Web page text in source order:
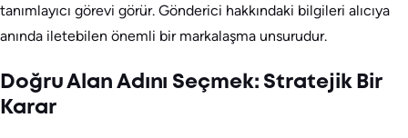
tanımlayıcı görevi görür. Gönderici hakkındaki bilgileri alıcıya
anında iletebilen önemli bir markalaşma unsurudur.
Doğru Alan Adını Seçmek: Stratejik Bir
Karar